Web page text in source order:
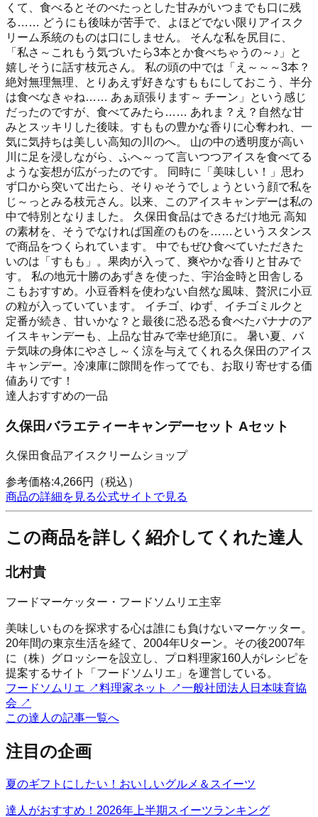
くて、食べるとそのべたっとした甘みがいつまでも口に残
る…… どうにも後味が苦手で、よほどでない限りアイスク
リーム系統のものは口にしません。 そんな私を尻目に、
「私さ～これもう気づいたら3本とか食べちゃうの～♪」と
嬉しそうに話す枝元さん。 私の頭の中では「え～～～3本？
絶対無理無理、とりあえず好きなすももにしておこう、半分
は食べなきゃね…… あぁ頑張ります～ チーン」という感じ
だったのですが、食べてみたら…… あれま？え？自然な甘
みとスッキリした後味。すももの豊かな香りに心奪われ、一
気に気持ちは美しい高知の川のへ。 山の中の透明度が高い
川に足を浸しながら、ふへ～って言いつつアイスを食べてる
ような妄想が広がったのです。 同時に「美味しい！」思わ
ず口から突いて出たら、そりゃそうでしょうという顔で私を
じ～っとみる枝元さん。以来、このアイスキャンデーは私の
中で特別となりました。 久保田食品はできるだけ地元 高知
の素材を、そうでなければ国産のものを……というスタンス
で商品をつくられています。 中でもぜひ食べていただきた
いのは「すもも」。果肉が入って、爽やかな香りと甘みで
す。 私の地元十勝のあずきを使った、宇治金時と田舎しる
こもおすすめ。小豆香料を使わない自然な風味、贅沢に小豆
の粒が入っていています。 イチゴ、ゆず、イチゴミルクと
定番が続き、甘いかな？と最後に恐る恐る食べたバナナのア
イスキャンデーも、上品な甘みで幸せ絶頂に。 暑い夏、バ
テ気味の身体にやさし～く涼を与えてくれる久保田のアイス
キャンデー。冷凍庫に隙間を作ってでも、お取り寄せする価
値ありです！
達人おすすめの一品
久保田バラエティーキャンデーセット Aセット
久保田食品アイスクリームショップ
参考価格:4,266円
（税込）
商品の詳細を見る公式サイトで見る
この商品を詳しく紹介してくれた達人
北村貴
フードマーケッター・フードソムリエ主宰
美味しいものを探求する心は誰にも負けないマーケッター。
20年間の東京生活を経て、2004年Uターン。その後2007年
に（株）グロッシーを設立し、プロ料理家160人がレシピを
提案するサイト「フードソムリエ」を運営している。
フードソムリエ ↗料理家ネット ↗一般社団法人日本味育協
会 ↗
この達人の記事一覧へ
注目の企画
夏のギフトにしたい！おいしいグルメ＆スイーツ
達人がおすすめ！2026年上半期スイーツランキング